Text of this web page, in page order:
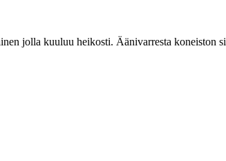
jolla kuuluu heikosti. Äänivarresta koneiston